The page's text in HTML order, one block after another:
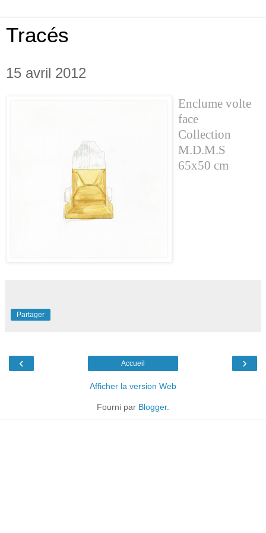
Tracés
15 avril 2012
Enclume volte
face
Collection
M.D.M.S
65x50 cm
Partager
‹ ›
Accueil
Afficher la version Web
Fourni par Blogger.